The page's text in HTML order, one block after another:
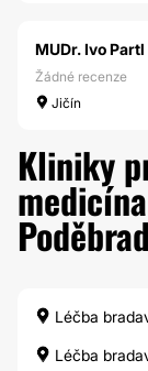
MUDr. Ivo Partl
Žádné recenze
Jičín
Kliniky
Léčba
Léčba